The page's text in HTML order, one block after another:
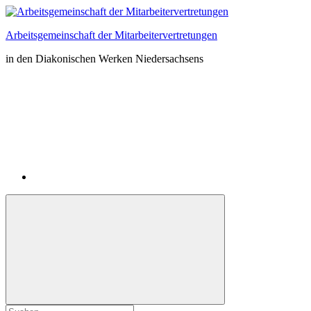
Zum
springen
Arbeitsgemeinschaft der Mitarbeitervertretungen
in den Diakonischen Werken Niedersachsens
Suchformular